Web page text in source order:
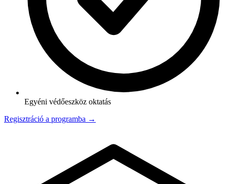
Egyéni védőeszköz oktatás
Regisztráció a programba →